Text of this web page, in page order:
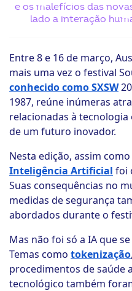
e os malefícios das
lado a interação
Entre 8 e 16 de março,
mais uma vez o festival
conhecido como SXSW
1987, reúne inúmeras
relacionadas à
de um futuro inovador.
Nesta edição, assim
Inteligência Artificial foi
Suas consequências no
medidas de segurança
abordados durante o
Mas não foi só a IA que
Temas como tokenização
procedimentos de saúde
tecnológico também